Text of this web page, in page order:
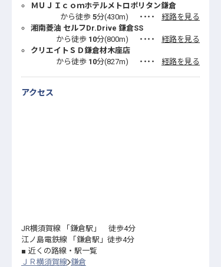
ＭＵＪＩｃｏｍホテルメトロポリタン鎌倉
から徒歩 5分(430m) ・・・・
経路を見る
湘南菱油 セルフDr.Drive 鎌倉SS
から徒歩 10分(800m) ・・・・
経路を見る
クリエイトＳＤ鎌倉材木座店
から徒歩 10分(827m) ・・・・ 経路を見る
アクセス
JR横須賀線 「鎌倉駅」 徒歩4分
江ノ島電鉄線 「鎌倉駅」徒歩4分
近くの路線・駅一覧
ＪＲ横須賀線 鎌倉